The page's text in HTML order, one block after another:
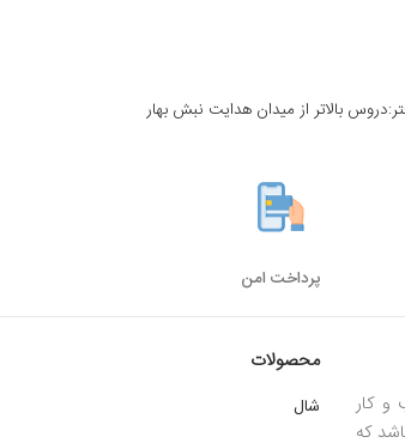
بالاتر از میدان هدایت نبش بهار
پرداخت امن
و کار
شال وروسری از سال 1385 میباشد که
محصولات
شال